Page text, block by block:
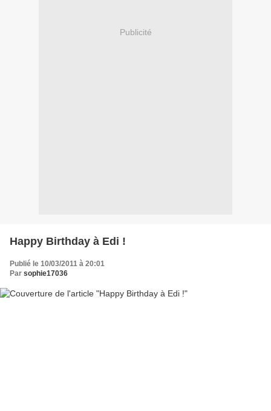
Publicité
Happy Birthday à Edi !
Publié le 10/03/2011 à 20:01
Par sophie17036